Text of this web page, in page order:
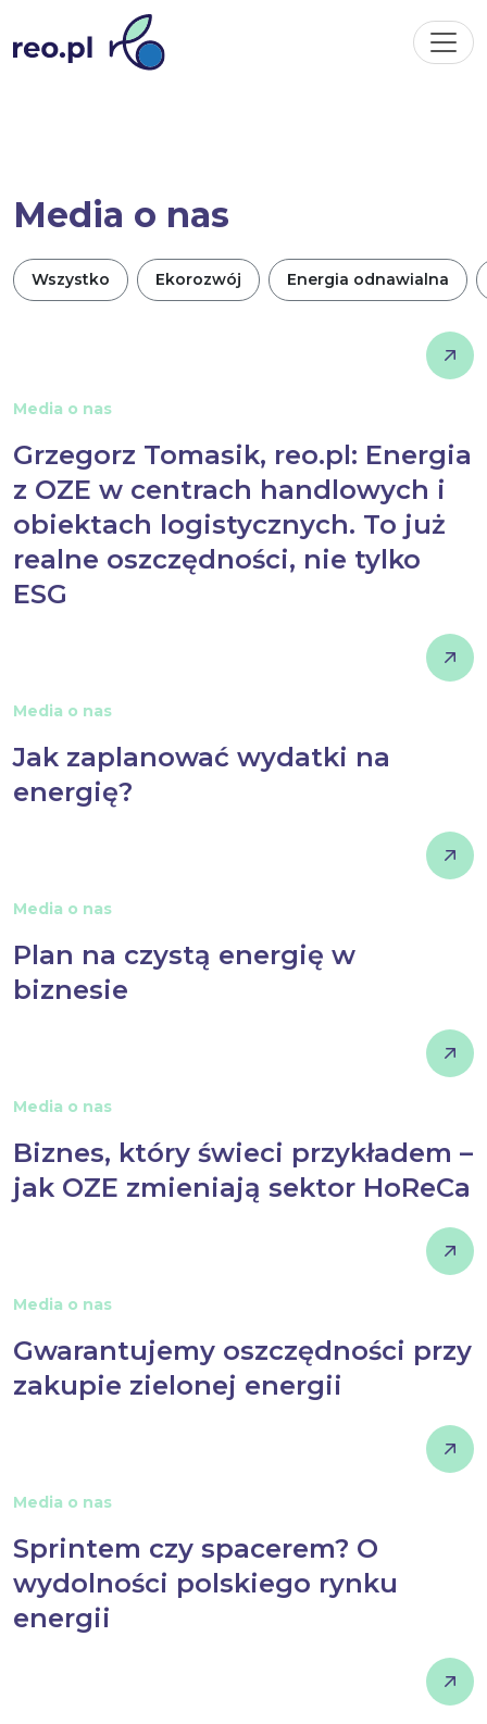
Media o nas
Wszystko Ekorozwój Energia odnawialna
Media o nas
Grzegorz Tomasik, reo.pl: Energia
z OZE w centrach handlowych i
obiektach logistycznych. To już
realne oszczędności, nie tylko
ESG
Media o nas
Jak zaplanować wydatki na
energię?
Media o nas
Plan na czystą energię w
biznesie
Media o nas
Biznes, który świeci przykładem –
jak OZE zmieniają sektor HoReCa
Media o nas
Gwarantujemy oszczędności przy
zakupie zielonej energii
Media o nas
Sprintem czy spacerem? O
wydolności polskiego rynku
energii